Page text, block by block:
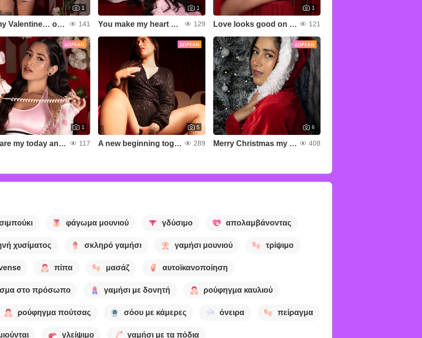
1
Be my Valentine… or else 😉 141
1
You make my heart smile 💌 129
1
Love looks good on us 💖 121
ΔΩΡΕΆΝ
1
You are my today and all of my tomorrows 💗 117
ΔΩΡΕΆΝ
5
A new beginning together 💥 289
ΔΩΡΕΆΝ
6
Merry Christmas my love🤶💕 408
φάγωμα μουνιού γδύσιμο απολαμβάνοντας
χυσίματος σκληρό γαμήσι γαμήσι μουνιού τρίψιμο
πίπα μασάζ αυτοϊκανοποίηση
στο πρόσωπο γαμήσι με δονητή ρούφηγμα καυλιού
ρούφηγμα πούτσας σόου με κάμερες όνειρα πείραγμα
γλείψιμο γαμήσι με τα πόδια